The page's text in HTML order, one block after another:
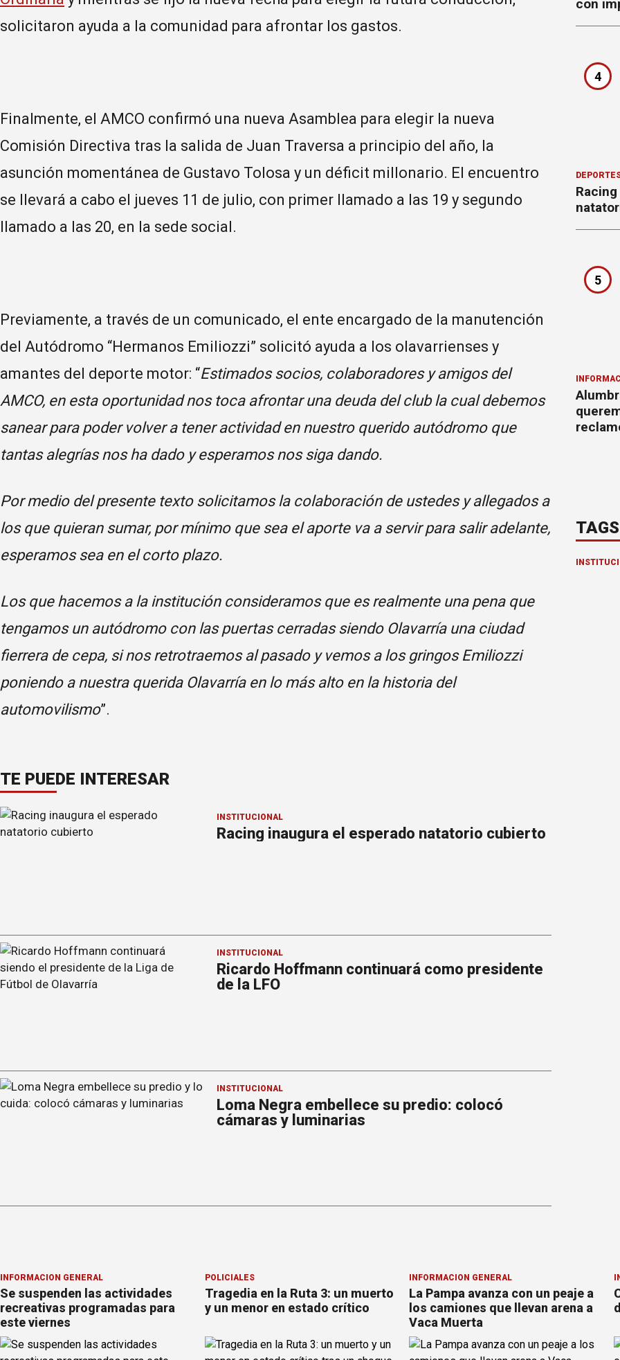
solicitaron ayuda a la comunidad para afrontar los gastos.
Finalmente, el AMCO confirmó una nueva Asamblea para elegir la nueva
Comisión Directiva tras la salida de Juan Traversa a principio del año, la
asunción momentánea de Gustavo Tolosa y un déficit millonario. El encuentro
se llevará a cabo el jueves 11 de julio, con primer llamado a las 19 y segundo
llamado a las 20, en la sede social.
Previamente, a través de un comunicado, el ente encargado de la manutención
del Autódromo “Hermanos Emiliozzi” solicitó ayuda a los olavarrienses y
amantes del deporte motor: “Estimados socios, colaboradores y amigos del
AMCO, en esta oportunidad nos toca afrontar una deuda del club la cual debemos
sanear para poder volver a tener actividad en nuestro querido autódromo que
tantas alegrías nos ha dado y esperamos nos siga dando.
Por medio del presente texto solicitamos la colaboración de ustedes y allegados a
los que quieran sumar, por mínimo que sea el aporte va a servir para salir adelante,
esperamos sea en el corto plazo.
Los que hacemos a la institución consideramos que es realmente una pena que
tengamos un autódromo con las puertas cerradas siendo Olavarría una ciudad
fierrera de cepa, si nos retrotraemos al pasado y vemos a los gringos Emiliozzi
poniendo a nuestra querida Olavarría en lo más alto en la historia del
automovilismo”.
TE PUEDE INTERESAR
INSTITUCIONAL
Racing inaugura el esperado natatorio cubierto
INSTITUCIONAL
Ricardo Hoffmann continuará como presidente
de la LFO
INSTITUCIONAL
Loma Negra embellece su predio: colocó
cámaras y luminarias
con
4
5
TAGS
INFORMACION GENERAL
Se suspenden las actividades
recreativas programadas para
este viernes
POLICIALES
Tragedia en la Ruta 3: un muerto
y un menor en estado crítico
INFORMACION GENERAL
La Pampa avanza con un peaje a
los camiones que llevan arena a
Vaca Muerta